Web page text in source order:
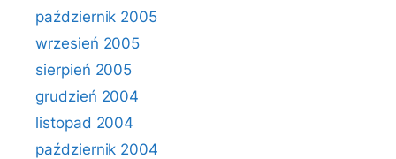
październik 2005
wrzesień 2005
sierpień 2005
grudzień 2004
listopad 2004
październik 2004